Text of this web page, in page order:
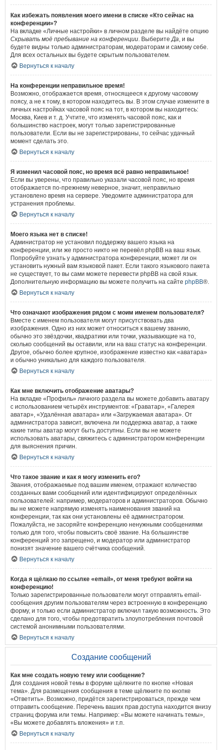
Как избежать появления моего имени в списке «Кто сейчас на
конференции»?
На вкладке «Личные настройки» в личном разделе вы найдёте опцию
Скрывать моё пребывание на конференции. ВыберитеДа, и вы
будете видны только администраторам, модераторам и самому себе.
Для всех остальных вы будете скрытым пользователем.
Вернуться к началу
На конференции неправильное время!
Возможно, отображается время, относящееся к другому часовому
поясу, а не к тому, в котором находитесь вы. В этом случае измените в
личных настройках часовой пояс на тот, в котором вы находитесь:
Москва, Киев и т. д. Учтите, что изменять часовой пояс, как и
большинство настроек, могут только зарегистрированные
пользователи. Если вы не зарегистрированы, то сейчас удачный
момент сделать это.
Вернуться к началу
Я изменил часовой пояс, но время всё равно неправильное!
Если вы уверены, что правильно указали часовой пояс, но время
отображается по-прежнему неверное, значит, неправильно
установлено время на сервере. Уведомите администратора для
устранения проблемы.
Вернуться к началу
Моего языка нет в списке!
Администратор не установил поддержку вашего языка на
конференции, или же просто никто не перевёл phpBB на ваш язык.
Попробуйте узнать у администратора конференции, может ли он
установить нужный вам языковой пакет. Если такого языкового пакета
не существует, то вы сами можете перевести phpBB на свой язык.
Дополнительную информацию вы можете получить на сайте phpBB®.
Вернуться к началу
Что означают изображения рядом с моим именем пользователя?
Вместе с именем пользователя могут присутствовать два
изображения. Одно из них может относиться к вашему званию,
обычно это звёздочки, квадратики или точки, указывающие на то,
сколько сообщений вы оставили, или на ваш статус на конференции.
Другое, обычно более крупное, изображение известно как «аватара»
и обычно уникально для каждого пользователя.
Вернуться к началу
Как мне включить отображение аватары?
На вкладке «Профиль» личного раздела вы можете добавить аватару
с использованием четырёх инструментов: «Граватар», «Галерея
аватар», «Удалённая аватара» или «Загружаемая аватара». От
администратора зависит, включена ли поддержка аватар, а также
какие типы аватар могут быть доступны. Если вы не можете
использовать аватары, свяжитесь с администратором конференции
для выяснения причин.
Вернуться к началу
Что такое звание и как я могу изменить его?
Звания, отображаемые под вашим именем, отражают количество
созданных вами сообщений или идентифицируют определённых
пользователей: например, модераторов и администраторов. Обычно
вы не можете напрямую изменять наименования званий на
конференции, так как они установлены её администратором.
Пожалуйста, не засоряйте конференцию ненужными сообщениями
только для того, чтобы повысить своё звание. На большинстве
конференций это запрещено, и модератор или администратор
понизят значение вашего счётчика сообщений.
Вернуться к началу
Когда я щёлкаю по ссылке «email», от меня требуют войти на
конференцию!
Только зарегистрированные пользователи могут отправлять email-
сообщения другим пользователям через встроенную в конференцию
форму, и только если администратор включил такую возможность. Это
сделано для того, чтобы предотвратить злоупотребления почтовой
системой анонимными пользователями.
Вернуться к началу
Создание сообщений
Как мне создать новую тему или сообщение?
Для создания новой темы в форуме щёлкните по кнопке «Новая
тема». Для размещения сообщения в теме щёлкните по кнопке
«Ответить». Возможно, придётся зарегистрироваться, прежде чем
отправить сообщение. Перечень ваших прав доступа находится внизу
страниц форума или темы. Например: «Вы можете начинать темы»,
«Вы можете добавлять вложения» и т.п.
Вернуться к началу